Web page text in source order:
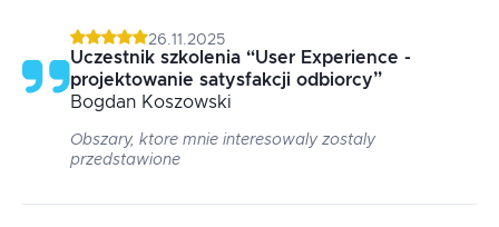
26.11.2025
Uczestnik szkolenia “User Experience -
projektowanie satysfakcji odbiorcy”
Bogdan Koszowski
Obszary, ktore mnie interesowaly zostaly
przedstawione